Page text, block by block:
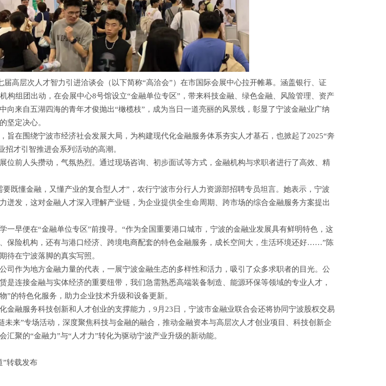
届高层次人才智力引进洽谈会（以下简称“高洽会”）在市国际会展中心拉开帷幕。涵盖银行、证
构组团出动，在会展中心8号馆设立“金融单位专区”，带来科技金融、绿色金融、风险管理、资产
向来自五湖四海的青年才俊抛出“橄榄枝”，成为当日一道亮丽的风景线，彰显了宁波金融业广纳
坚定决心。
旨在围绕宁波市经济社会发展大局，为构建现代化金融服务体系夯实人才基石，也掀起了2025“奔
招才引智推进会系列活动的高潮。
位前人头攒动，气氛热烈。通过现场咨询、初步面试等方式，金融机构与求职者进行了高效、精
要既懂金融，又懂产业的复合型人才”，农行宁波市分行人力资源部招聘专员坦言。她表示，宁波
迸发，这对金融人才深入理解产业链，为企业提供全生命周期、跨市场的综合金融服务方案提出
一早便在“金融单位专区”前搜寻。“作为全国重要港口城市，宁波的金融业发展具有鲜明特色，这
保险机构，还有与港口经济、跨境电商配套的特色金融服务，成长空间大，生活环境还好……”陈
待在宁波落脚的真实写照。
司作为地方金融力量的代表，一展宁波金融生态的多样性和活力，吸引了众多求职者的目光。公
是连接金融与实体经济的重要纽带，我们急需熟悉高端装备制造、能源环保等领域的专业人才，
”的特色化服务，助力企业技术升级和设备更新。
金融服务科技创新和人才创业的支撑能力，9月23日，宁波市金融业联合会还将协同宁波股权交易
未来”专场活动，深度聚焦科技与金融的融合，推动金融资本与高层次人才创业项目、科技创新企
汇聚的“金融力”与“人才力”转化为驱动宁波产业升级的新动能。
”转载发布